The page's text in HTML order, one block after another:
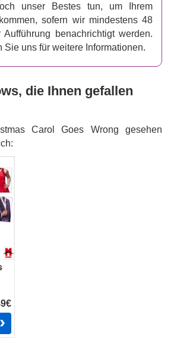
unser Bestes tun, um Ihrem
sofern wir mindestens 48
benachrichtigt werden.
Sie uns für weitere Informationen.
die Ihnen gefallen
Carol Goes Wrong gesehen